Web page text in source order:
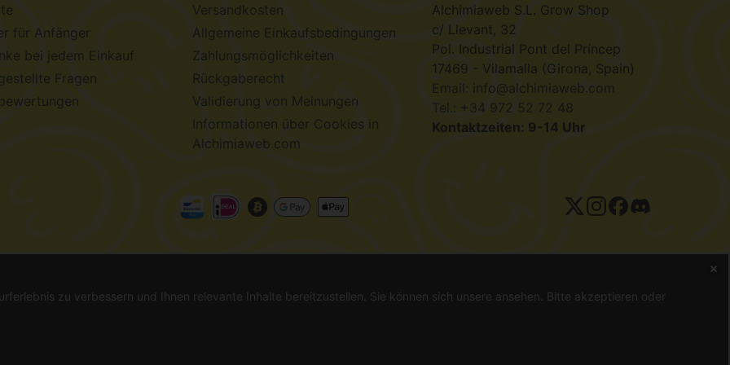
für Anfänger
bei jedem Einkauf
Fragen
Versandkosten
Allgemeine Einkaufsbedingungen
Zahlungsmöglichkeiten
Rückgaberecht
Validierung von Meinungen
Informationen über Cookies in
Alchimiaweb.com
Alchimiaweb S.L. Grow Shop
c/ Llevant, 32
Pol. Industrial Pont del Príncep
17469 - Vilamalla (Girona, Spain)
Email: info@alchimiaweb.com
Tel.: +34 972 52 72 48
Kontaktzeiten: 9-14 Uhr
Informieren Sie sich vor dem Kauf. In Ländern, in denen die Keimung nicht legal ist, können Samen nur als Souvenir, zur Vogelfütterung oder
haltige Produkte sind keine Arzneimittel und werden auch nicht zur Behandlung oder Heilung von Krankheiten eingesetzt. Konsultieren Sie
zu verbessern und Ihnen relevante Inhalte bereitzustellen. Sie können sich unsere ansehen. Bitte akzeptieren oder